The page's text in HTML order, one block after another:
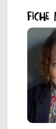
Fiche